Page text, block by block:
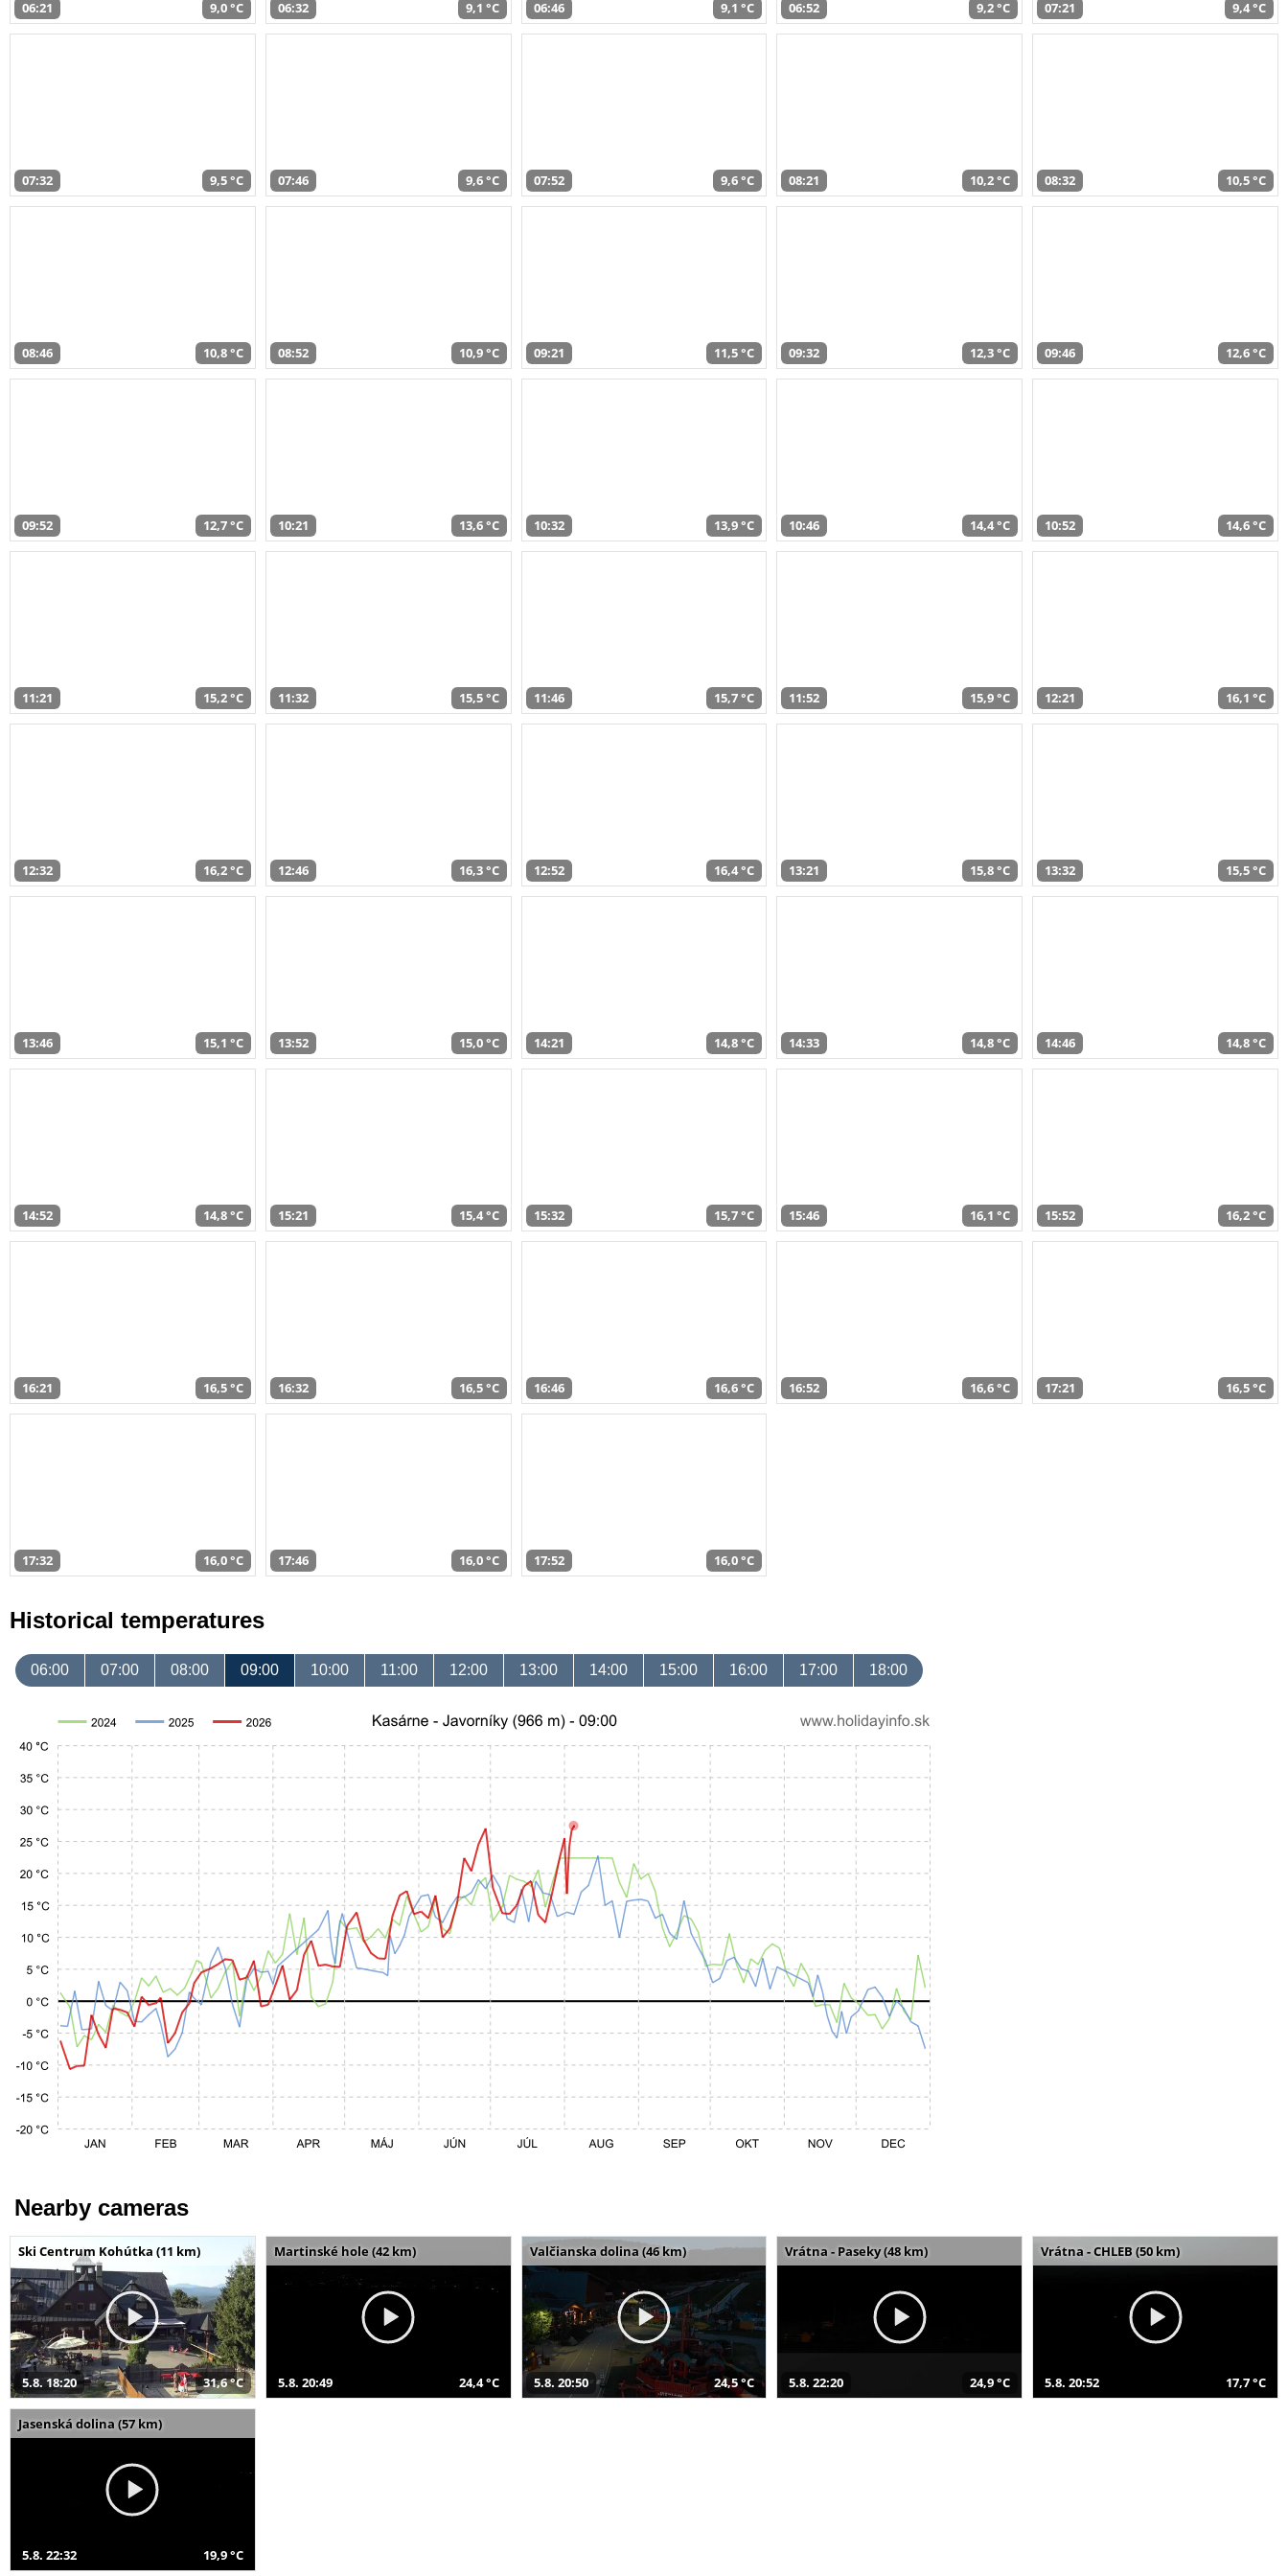
06:21 9,0 °C 06:32 9,1 °C 06:46 9,1 °C 06:52 9,2 °C 07:21 9,4 °C
07:32 9,5 °C 07:46 9,6 °C 07:52 9,6 °C 08:21 10,2 °C 08:32 10,5 °C
08:46 10,8 °C 08:52 10,9 °C 09:21 11,5 °C 09:32 12,3 °C 09:46 12,6 °C
09:52 12,7 °C 10:21 13,6 °C 10:32 13,9 °C 10:46 14,4 °C 10:52 14,6 °C
11:21 15,2 °C 11:32 15,5 °C 11:46 15,7 °C 11:52 15,9 °C 12:21 16,1 °C
12:32 16,2 °C 12:46 16,3 °C 12:52 16,4 °C 13:21 15,8 °C 13:32 15,5 °C
13:46 15,1 °C 13:52 15,0 °C 14:21 14,8 °C 14:33 14,8 °C 14:46 14,8 °C
14:52 14,8 °C 15:21 15,4 °C 15:32 15,7 °C 15:46 16,1 °C 15:52 16,2 °C
16:21 16,5 °C 16:32 16,5 °C 16:46 16,6 °C 16:52 16,6 °C 17:21 16,5 °C
17:32 16,0 °C 17:46 16,0 °C 17:52 16,0 °C
Historical temperatures
06:00 07:00 08:00 09:00 10:00 11:00 12:00 13:00 14:00 15:00 16:00 17:00 18:00
Nearby cameras
Ski Centrum Kohútka (11 km)
5.8. 18:20 31,6 °C
Martinské hole (42 km)
5.8. 20:49 24,4 °C
Valčianska dolina (46 km)
5.8. 20:50 24,5 °C
Vrátna - Paseky (48 km)
5.8. 22:20 24,9 °C
Vrátna - CHLEB (50 km)
5.8. 20:52 17,7 °C
Jasenská dolina (57 km)
5.8. 22:32 19,9 °C